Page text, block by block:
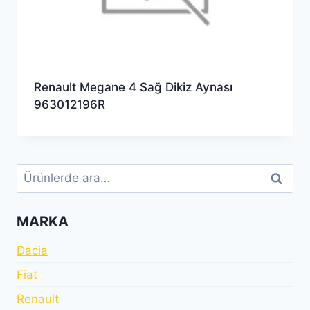
Renault Megane 4 Sağ Dikiz Aynası
963012196R
Ara: Ara
MARKA
Dacia
Fiat
Renault